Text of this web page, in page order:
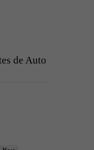
de Auto